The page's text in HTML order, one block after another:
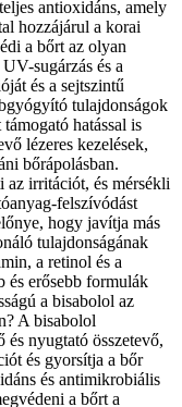
antioxidáns, amely
hozzájárul a korai
a bőrt az olyan
sugárzás és a
és a sejtszintű
tulajdonságok
hatással is
lézeres kezelések,
bőrápolásban.
az irritációt, és mérsékli
felszívódást
hogy javítja más
tulajdonságának
a retinol és a
és erősebb formulák
a bisabolol az
A bisabolol
nyugtató összetevő,
és gyorsítja a bőr
és antimikrobiális
a bőrt a